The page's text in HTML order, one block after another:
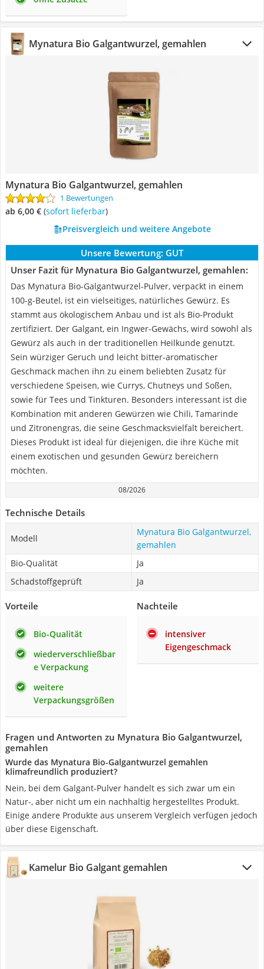
Mynatura Bio Galgantwurzel, gemahlen
Mynatura Bio Galgantwurzel, gemahlen
1 Bewertungen
ab 6,00 € ( Sofort lieferbar)
Preisvergleich und weitere Angebote
Unsere Bewertung: GUT
Unser Fazit für Mynatura Bio Galgantwurzel, gemahlen:
Das Mynatura Bio-Galgantwurzel-Pulver, verpackt in einem
100-g-Beutel, ist ein vielseitiges, natürliches Gewürz. Es
stammt aus ökologischem Anbau und ist als Bio-Produkt
zertifiziert. Der Galgant, ein Ingwer-Gewächs, wird sowohl als
Gewürz als auch in der traditionellen Heilkunde genutzt.
Sein würziger Geruch und leicht bitter-aromatischer
Geschmack machen ihn zu einem beliebten Zusatz für
verschiedene Speisen, wie Currys, Chutneys und Soßen,
sowie für Tees und Tinkturen. Besonders interessant ist die
Kombination mit anderen Gewürzen wie Chili, Tamarinde
und Zitronengras, die seine Geschmacksvielfalt bereichert.
Dieses Produkt ist ideal für diejenigen, die ihre Küche mit
einem exotischen und gesunden Gewürz bereichern
möchten.
08/2026
Technische Details
Modell
Mynatura Bio Galgantwurzel,
gemahlen
Bio-Qualität
Ja
Schadstoffgeprüft
Ja
Vorteile
Bio-Qualität
wiederverschließbar
e Verpackung
weitere
Verpackungsgrößen
Nachteile
intensiver
Eigengeschmack
Fragen und Antworten zu Mynatura Bio Galgantwurzel,
gemahlen
Wurde das Mynatura Bio-Galgantwurzel gemahlen
klimafreundlich produziert?
Nein, bei dem Galgant-Pulver handelt es sich zwar um ein
Natur-, aber nicht um ein nachhaltig hergestelltes Produkt.
Einige andere Produkte aus unserem Vergleich verfügen jedoch
über diese Eigenschaft.
Kamelur Bio Galgant gemahlen